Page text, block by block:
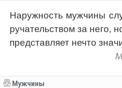
Наружность мужчины
ручательством за него,
представляет нечто
Мужчины